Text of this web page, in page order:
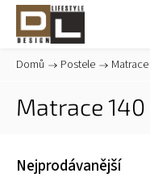
Domů / Postele / Matrace
Matrace
Nejprodávanější